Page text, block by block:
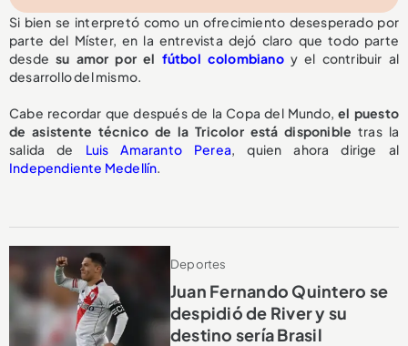
Si bien se interpretó como un ofrecimiento desesperado por
parte del Míster, en la entrevista dejó claro que todo parte
desdesu amor por el fútbol colombianoy el contribuir al
desarrollo del mismo.
Cabe recordar que después de la Copa del Mundo,el puesto
de asistente técnico de la Tricolorestá disponible tras la
salida de Luis Amaranto Perea, quien ahora dirige al
Independiente Medellín.
Deportes
Juan Fernando Quintero se
despidió de River y su
destino sería Brasil